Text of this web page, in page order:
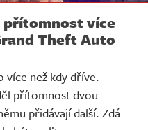
více
Theft Auto
více než kdy dříve.
přítomnost dvou
přidávají další. Zdá